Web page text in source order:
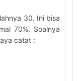
30. Ini bisa
70%. Soalnya
catat :